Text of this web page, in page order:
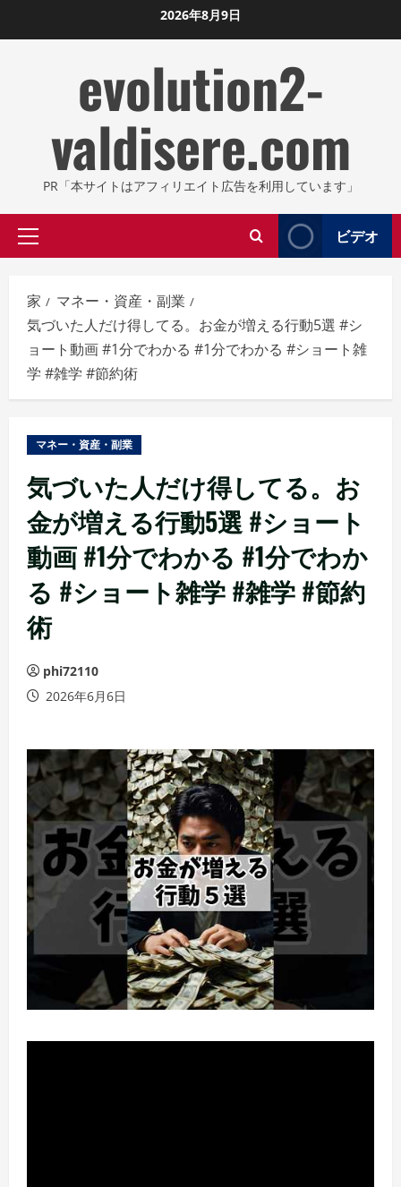
ン
2026年8月9日
evolution2-
valdisere.com
PR「本サイトはアフィリエイト広告を利用しています」
プ
イ
マ
リ
メ
ニ
ュ
ビデオ
家
マネー・資産・副業
気づいた人だけ得してる。お金が増える行動5選 #シ
ョート動画 #1分でわかる #1分でわかる #ショート雑
学 #雑学 #節約術
マネー・資産・副業
気づいた人だけ得してる。お
金が増える行動5選 #ショート
動画 #1分でわかる #1分でわか
る #ショート雑学 #雑学 #節約
術
phi72110
2026年6月6日